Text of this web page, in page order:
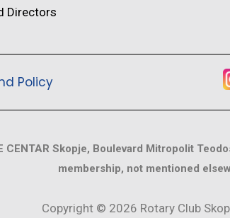
Directors
Policy
CENTAR Skopje, Boulevard Mitropolit
membership, not mentioned
Copyright © 2026 Rotary Club